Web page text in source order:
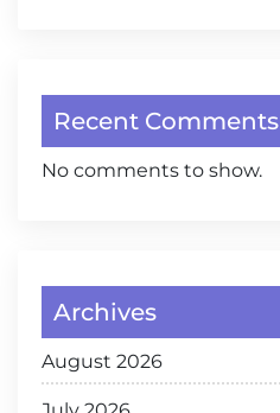
Recent Comments
No comments to show.
Archives
August 2026